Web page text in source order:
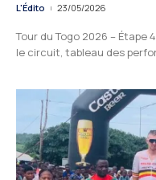
L'Édito 23/05/2026
Tour du Togo 2026 – Étape
le circuit, tableau des